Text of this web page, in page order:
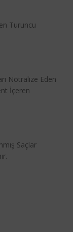
Turuncu
Nötralize Eden
İçeren
Saçlar